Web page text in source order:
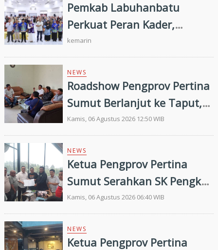
Pemkab Labuhanbatu
Perkuat Peran Kader,
Efektivitas Penurunan
Stunting Masih Menjadi
Tantangan Bersama
kemarin
NEWS
Roadshow Pengprov Pertina
Sumut Berlanjut ke Taput,
Pengkab Siap Dukung
Pembinaan dan Targetkan
Prestasi di Porprovsu 2026
Kamis, 06 Agustus 2026 12:50 WIB
NEWS
Ketua Pengprov Pertina
Sumut Serahkan SK Pengkab
Pertina Madina Periode
2026–2030
Kamis, 06 Agustus 2026 06:40 WIB
NEWS
Ketua Pengprov Pertina